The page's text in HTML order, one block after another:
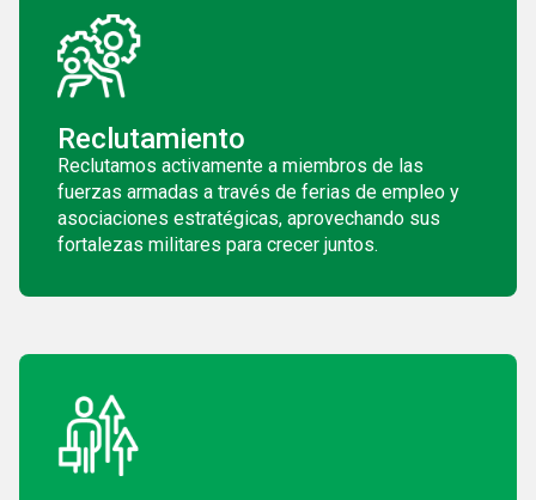
Reclutamiento
Reclutamos activamente a miembros de las
fuerzas armadas a través de ferias de empleo y
asociaciones estratégicas, aprovechando sus
fortalezas militares para crecer juntos.